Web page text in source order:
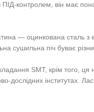
контролем, він має
— оцинкована сталь
сушильна піч буває
SMT, крім того,
дослідних інститутах.